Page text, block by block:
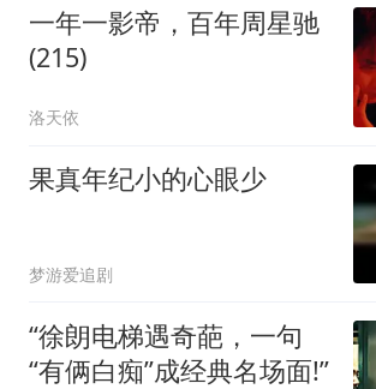
一年一影帝，百年周星驰
(215)
洛天依
果真年纪小的心眼少
梦游爱追剧
“徐朗电梯遇奇葩，一句
“有俩白痴”成经典名场面!”